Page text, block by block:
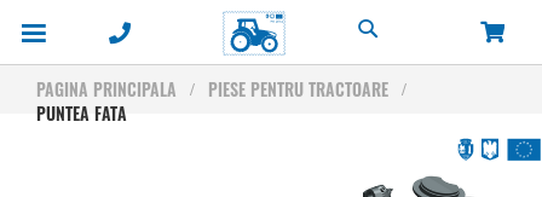
Cautare
PAGINA PRINCIPALA
PIESE PENTRU TRACTOARE
PUNTEA FATA